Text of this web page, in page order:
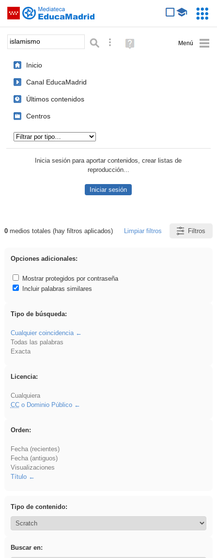
Saltar navegación
Palabra o frase: Búsqueda avanzada
Ayuda
(en
Inicio
Canal EducaMadrid
Últimos contenidos
Centros
Inicia sesión para aportar contenidos, crear listas de
reproducción...
Iniciar sesión
Resultados de: islamismo
0medios totales (hay filtros aplicados) Limpiar filtros Filtros
Opciones adicionales:
Mostrar protegidos por contraseña
Incluir palabras similares
Tipo de búsqueda:
Cualquier coincidencia
Todas las palabras
Exacta
Licencia:
Cualquiera
CCo Dominio Público
Orden:
Fecha (recientes)
Fecha (antiguos)
Visualizaciones
Título
Tipo de contenido:
Buscar en: